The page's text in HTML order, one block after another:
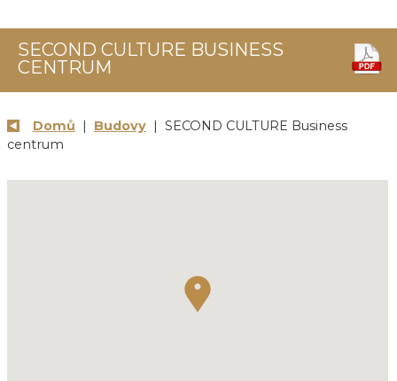
SECOND CULTURE BUSINESS
CENTRUM
Domů | Budovy| SECOND CULTURE Business
centrum